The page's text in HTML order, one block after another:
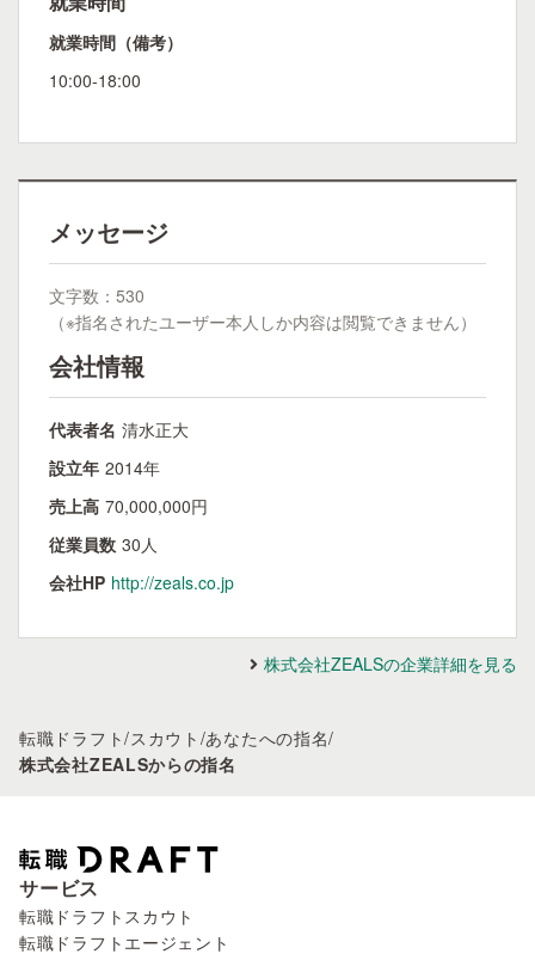
就業時間（備考）
10:00-18:00
メッセージ
文字数：530
（※指名されたユーザー本人しか内容は閲覧できません）
会社情報
代表者名 清水正大
設立年 2014年
売上高 70,000,000円
従業員数 30人
会社HP http://zeals.co.jp
株式会社ZEALSの企業詳細を見る
転職ドラフト/スカウト /あなたへの指名/
株式会社ZEALSからの指名
サービス
転職ドラフトスカウト
転職ドラフトエージェント